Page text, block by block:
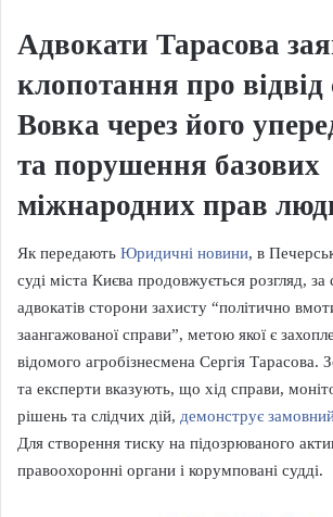
Адвокати Тарасова
клопотання про відвід
Вовка через його
та порушення базових
міжнародних прав
Як передають Юридичні новини, в
суді міста Києва продовжується розгляд, за
адвокатів сторони захисту “політично
заангажованої справи”, метою якої є
відомого агробізнесмена Сергія Тарасова.
та експерти вказують, що хід справи,
рішень та слідчих дій, демонструє
Для створення тиску на підозрюваного
правоохоронні органи і корумповані судді.